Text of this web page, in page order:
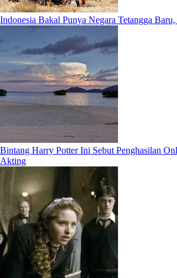
Indonesia Bakal Punya Negara Tetangga
Bintang Harry Potter Ini Sebut Penghasilan
Akting